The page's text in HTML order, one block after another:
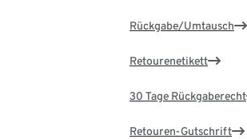
Rückgabe/Umtausch
Retourenetikett
30 Tage Rückgaberecht
Retouren-Gutschrift